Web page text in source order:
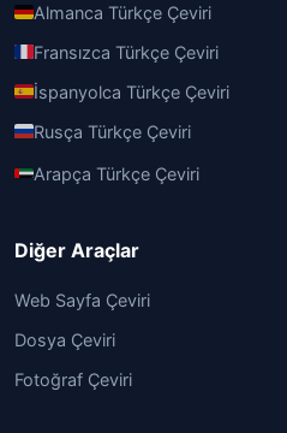
Almanca Türkçe Çeviri
Fransızca Türkçe Çeviri
İspanyolca Türkçe Çeviri
Rusça Türkçe Çeviri
Arapça Türkçe Çeviri
Diğer Araçlar
Web Sayfa Çeviri
Dosya Çeviri
Fotoğraf Çeviri